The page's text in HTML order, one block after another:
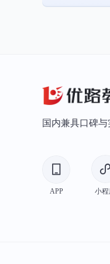
国内兼具口碑
APP 小